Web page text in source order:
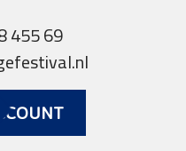
455 69